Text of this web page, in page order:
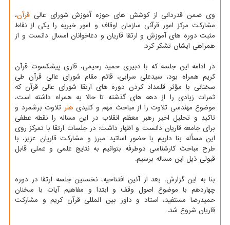
وی ضمن قدردانی از کوشش های حوزه آموزش شورای عالی قرآن،
مشارکت مرکز امور قرآنی سازمان اوقاف و امور خیریه را یکی از نقاط
مثبت دوره های آموزش و ارتقا قاریان و دعاخوانان امسال دانست و از
همراهی ایشان تشکر کرد.
در ادامه این جلسه که با دبیری حمید رحیمی، قاری پیشکسوت قرآن
کریم همراه بود، سیدعلی سرابی، قائم مقام شورای عالی قرآن طی
سخنانی با مؤثر قلمداد کردن دوره های ارتقا شورای عالی قرآن که
ثمرات زیادی را از دهه های گذشته تا حالا به همراه داشته است،
موضوع مهندسی تلاوت را از مباحث مهم و کلیدی هنر تلاوت برشمرد و
تاکید و تحلیل اخیر رهبر معظم انقلاب در این مساله را نقطه عطفی
برای جامعه قاریان دانست و اظهار داشت: در جلسات ارتقا با تمرکز روی
این مسأله بنا داریم با حضور اساتید مبرز و مشارکت قاریان عزیز، با
طرح مباحث کارشناسی دوطرفه بتوانیم به نتایج علمی و عملی قابل
قبولی ذیل این مساله برسیم.
بنا به این گزارش، بعد از آئین افتتاحیه، نخستین جلسه ارتقا در دوره
چهاردهم با موضوع اصول وقف و ابتدا و مفاهیم آیات با سخنان
حمیدرضا مستفید، استاد و داور بین المللی قرآن کریم و مشارکت
قاریان شروع شد.